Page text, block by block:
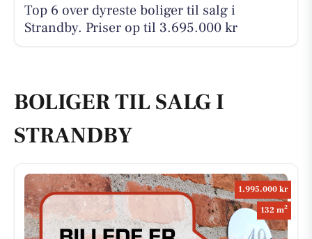
Top 6 over dyreste boliger til salg i
Strandby. Priser op til 3.695.000 kr
BOLIGER TIL SALG I
STRANDBY
1.995.000 kr
132 m2